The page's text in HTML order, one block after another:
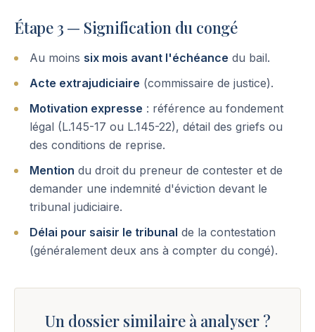
Étape 3 — Signification du congé
Au moins six mois avant l'échéance du bail.
Acte extrajudiciaire (commissaire de justice).
Motivation expresse : référence au fondement
légal (L.145-17 ou L.145-22), détail des griefs ou
des conditions de reprise.
Mention du droit du preneur de contester et de
demander une indemnité d'éviction devant le
tribunal judiciaire.
Délai pour saisir le tribunal de la contestation
(généralement deux ans à compter du congé).
Un dossier similaire à analyser ?